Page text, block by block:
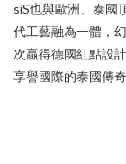
siS也與歐洲、泰國
代工藝融為一體，
次贏得德國紅點設
享譽國際的泰國傳奇